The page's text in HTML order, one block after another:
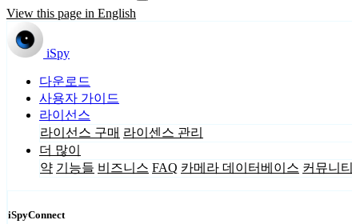
View this page in English
iSpy
다운로드
사용자 가이드
라이선스
라이선스 구매 라이센스 관리
더 많이
약 기능들 비즈니스 FAQ 카메라 데이터베이스 커뮤니티
iSpyConnect